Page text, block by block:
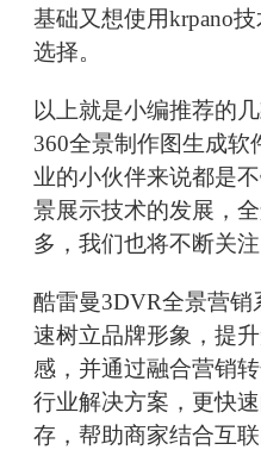
基础又想使用krpano
选择。
以上就是小编推荐的
360全景制作图生成
业的小伙伴来说都是
景展示技术的发展，
多，我们也将不断关注
酷雷曼3DVR全景营
速树立品牌形象，提
感，并通过融合营销
行业解决方案，更快
存，帮助商家结合互